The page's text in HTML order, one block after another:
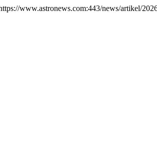
www.astronews.com:443/news/artikel/